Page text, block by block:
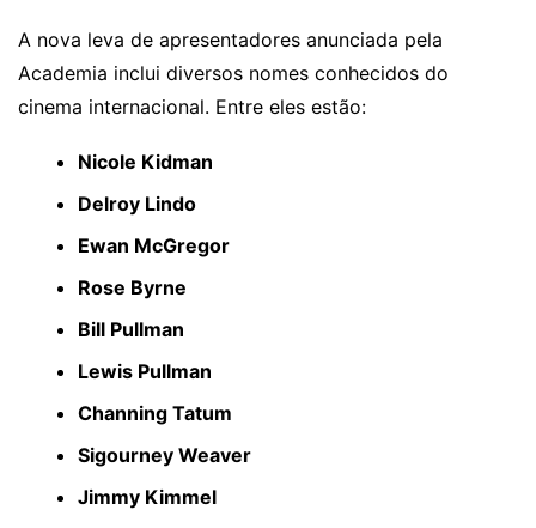
A nova leva de apresentadores anunciada pela
Academia inclui diversos nomes conhecidos do
cinema internacional. Entre eles estão:
Nicole Kidman
Delroy Lindo
Ewan McGregor
Rose Byrne
Bill Pullman
Lewis Pullman
Channing Tatum
Sigourney Weaver
Jimmy Kimmel